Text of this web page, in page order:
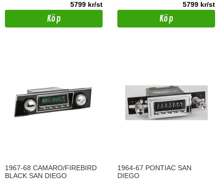
5799 kr/st
Köp
5799 kr/st
Köp
1967-68 CAMARO/FIREBIRD
BLACK SAN DIEGO
1964-67 PONTIAC SAN
DIEGO